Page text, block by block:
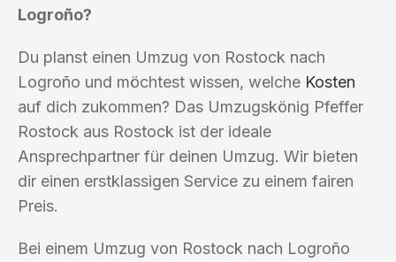
Logroño?
Du planst einen Umzug von Rostock nach
Logroño und möchtest wissen, welche Kosten
auf dich zukommen? Das Umzugskönig Pfeffer
Rostock aus Rostock ist der ideale
Ansprechpartner für deinen Umzug. Wir bieten
dir einen erstklassigen Service zu einem fairen
Preis.
Bei einem Umzug von Rostock nach Logroño